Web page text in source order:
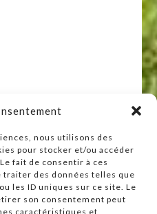
nous utilisons des
pour stocker et/ou accéder
fait de consentir à ces
des données telles que
les ID uniques sur ce site. Le
son consentement peut
caractéristiques et